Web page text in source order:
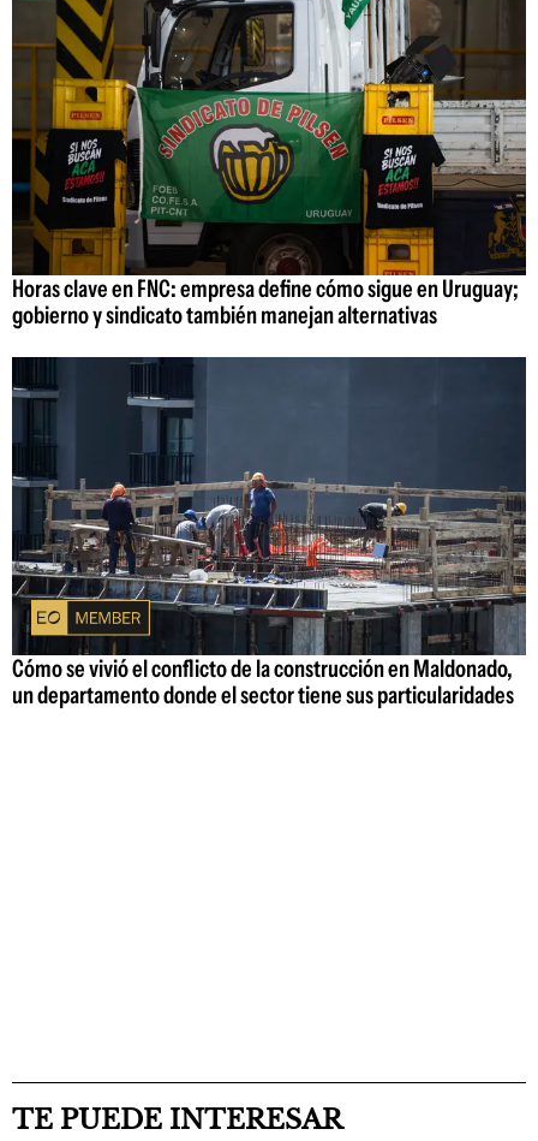
Horas clave en FNC: empresa define cómo sigue en Uruguay;
gobierno y sindicato también manejan alternativas
Cómo se vivió el conflicto de la construcción en Maldonado,
un departamento donde el sector tiene sus particularidades
TE PUEDE INTERESAR